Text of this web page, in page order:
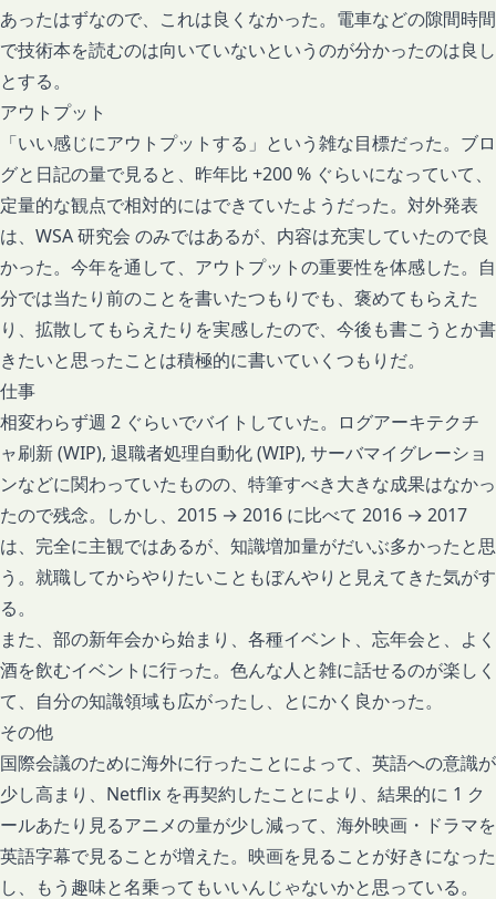
あったはずなので、これは良くなかった。電車などの隙間時間
で技術本を読むのは向いていないというのが分かったのは良し
とする。
アウトプット
「いい感じにアウトプットする」という雑な目標だった。ブロ
グと日記の量で見ると、昨年比 +200 % ぐらいになっていて、
定量的な観点で相対的にはできていたようだった。対外発表
は、 WSA 研究会 のみではあるが、内容は充実していたので良
かった。今年を通して、アウトプットの重要性を体感した。自
分では当たり前のことを書いたつもりでも、褒めてもらえた
り、拡散してもらえたりを実感したので、今後も書こうとか書
きたいと思ったことは積極的に書いていくつもりだ。
仕事
相変わらず週 2 ぐらいでバイトしていた。ログアーキテクチ
ャ刷新 (WIP), 退職者処理自動化 (WIP), サーバマイグレーショ
ンなどに関わっていたものの、特筆すべき大きな成果はなかっ
たので残念。しかし、2015 → 2016 に比べて 2016 → 2017
は、完全に主観ではあるが、知識増加量がだいぶ多かったと思
う。就職してからやりたいこともぼんやりと見えてきた気がす
る。
また、部の新年会から始まり、各種イベント、忘年会と、よく
酒を飲むイベントに行った。色んな人と雑に話せるのが楽しく
て、自分の知識領域も広がったし、とにかく良かった。
その他
国際会議のために海外に行ったことによって、英語への意識が
少し高まり、Netflix を再契約したことにより、結果的に 1 ク
ールあたり見るアニメの量が少し減って、海外映画・ドラマを
英語字幕で見ることが増えた。映画を見ることが好きになった
し、もう趣味と名乗ってもいいんじゃないかと思っている。